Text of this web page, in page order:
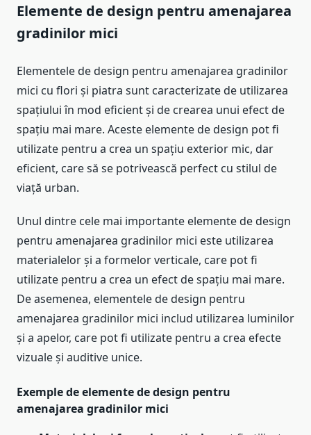
Elemente de design pentru amenajarea
gradinilor mici
Elementele de design pentru amenajarea gradinilor
mici cu flori și piatra sunt caracterizate de utilizarea
spațiului în mod eficient și de crearea unui efect de
spațiu mai mare. Aceste elemente de design pot fi
utilizate pentru a crea un spațiu exterior mic, dar
eficient, care să se potrivească perfect cu stilul de
viață urban.
Unul dintre cele mai importante elemente de design
pentru amenajarea gradinilor mici este utilizarea
materialelor și a formelor verticale, care pot fi
utilizate pentru a crea un efect de spațiu mai mare.
De asemenea, elementele de design pentru
amenajarea gradinilor mici includ utilizarea luminilor
și a apelor, care pot fi utilizate pentru a crea efecte
vizuale și auditive unice.
Exemple de elemente de design pentru
amenajarea gradinilor mici